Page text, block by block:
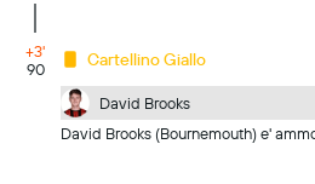
+3'
90
Cartellino Giallo
David Brooks
David Brooks (Bournemouth) e'